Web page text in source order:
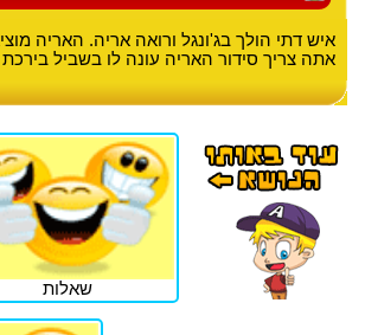
איש דתי הולך בג'ונגל ורואה אריה. האריה
אתה צריך סידור האריה עונה לו בשביל בירכת
שאלות